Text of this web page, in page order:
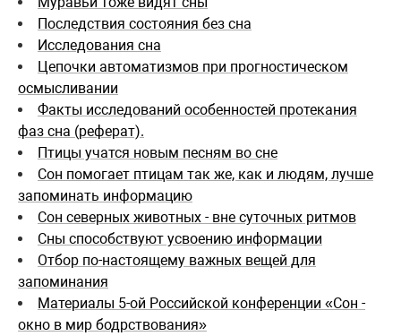
Последствия состояния без сна
Исследования сна
Цепочки автоматизмов при прогностическом
осмысливании
Факты исследований особенностей протекания
фаз сна (реферат).
Птицы учатся новым песням во сне
Сон помогает птицам так же, как и людям, лучше
запоминать информацию
Сон северных животных - вне суточных ритмов
Сны способствуют усвоению информации
Отбор по-настоящему важных вещей для
запоминания
Материалы 5-ой Российской конференции «Сон -
окно в мир бодрствования»